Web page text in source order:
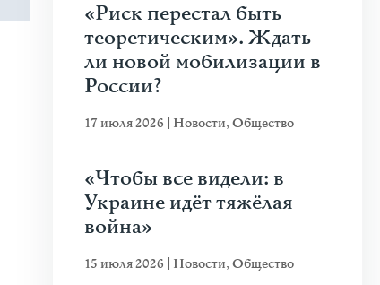
«Риск перестал быть
теоретическим». Ждать
ли новой мобилизации в
России?
17 июля 2026 Новости,Общество
«Чтобы все видели: в
Украине идёт тяжёлая
война»
15 июля 2026 Новости,Общество